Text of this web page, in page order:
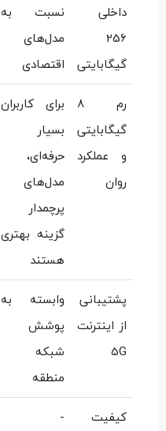
داخلی
256
گیگابایتی
نسبت به
مدل‌های
اقتصادی
رم 8
گیگابایتی
و عملکرد
روان
برای کاربران
بسیار
حرفه‌ای،
مدل‌های
پرچمدار
گزینه بهتری
هستند
پشتیبانی
از اینترنت
5G
وابسته به
پوشش
شبکه
منطقه
کیفیت
-